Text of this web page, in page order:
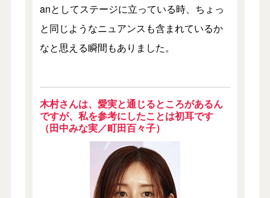
anとしてステージに立っている時、ちょっ
と同じようなニュアンスも含まれているか
なと思える瞬間もありました。
木村さんは、愛実と通じるところがあるん
ですが、私を参考にしたことは初耳です
（田中みな実／町田百々子）